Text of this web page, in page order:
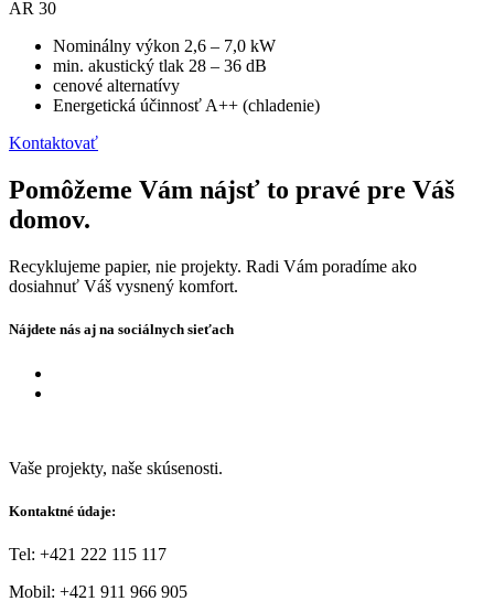
AR 30
Nominálny výkon 2,6 – 7,0 kW
min. akustický tlak 28 – 36 dB
cenové alternatívy
Energetická účinnosť A++ (chladenie)
Kontaktovať
Pomôžeme Vám nájsť to pravé pre Váš
domov.
Recyklujeme papier, nie projekty. Radi Vám poradíme ako
dosiahnuť Váš vysnený komfort.
Nájdete nás aj na sociálnych sieťach
Vaše projekty, naše skúsenosti.
Kontaktné údaje:
Tel: +421 222 115 117
Mobil: +421 911 966 905